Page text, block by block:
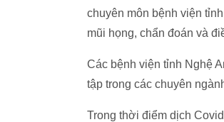
chuyên môn bệnh viện
mũi họng, chẩn đoán và
Các bệnh viện tỉnh Nghệ
tập trong các chuyên
Trong thời điểm dịch